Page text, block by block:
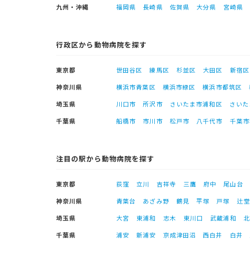
九州・沖縄
福岡県 長崎県 佐賀県 大分県 宮崎県
行政区から動物病院を探す
東京都 世田谷区 練馬区 杉並区 大田区 新宿区
神奈川県
横浜市青葉区 横浜市緑区 横浜市都筑区
埼玉県
川口市 所沢市 さいたま市浦和区 さい
千葉県
船橋市 市川市 松戸市 八千代市 千葉
注目の駅から動物病院を探す
東京都 荻窪 立川 吉祥寺 三鷹 府中 尾山台
神奈川県
青葉台 あざみ野 鶴見 平塚 戸塚 辻堂
埼玉県
大宮 東浦和 志木 東川口 武蔵浦和
千葉県
浦安 新浦安 京成津田沼 西白井 白井